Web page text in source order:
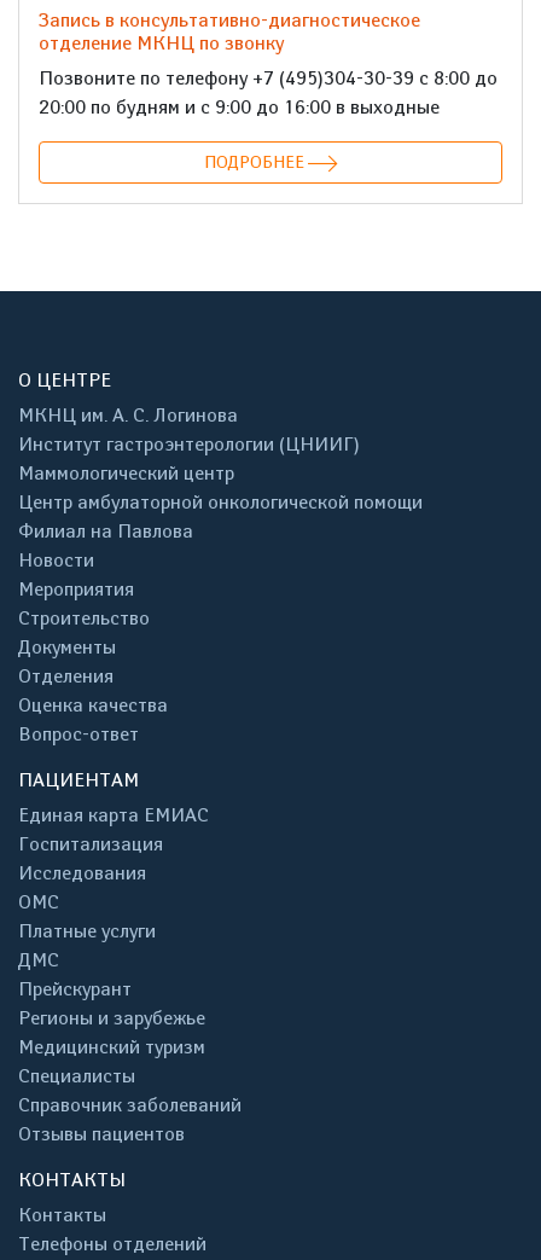
Запись в консультативно-диагностическое
отделение МКНЦ по звонку
Позвоните по телефону +7 (495)304-30-39 с 8:00 до
20:00 по будням и с 9:00 до 16:00 в выходные
ПОДРОБНЕЕ
О ЦЕНТРЕ
МКНЦ им. А. С. Логинова
Институт гастроэнтерологии (ЦНИИГ)
Маммологический центр
Центр амбулаторной онкологической помощи
Филиал на Павлова
Новости
Мероприятия
Строительство
Документы
Отделения
Оценка качества
Вопрос-ответ
ПАЦИЕНТАМ
Единая карта ЕМИАС
Госпитализация
Исследования
ОМС
Платные услуги
ДМС
Прейскурант
Регионы и зарубежье
Медицинский туризм
Специалисты
Справочник заболеваний
Отзывы пациентов
КОНТАКТЫ
Контакты
Телефоны отделений